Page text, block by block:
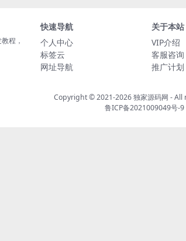
程，
快速导航
个人中心
标签云
网址导航
关于本站
VIP介绍
客服咨询
推广计划
Copyright © 2021-2026独家源码网 - All
鲁ICP备2021009049号-9